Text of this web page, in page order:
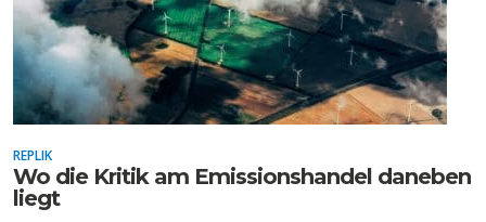
INDUSTRIEPOLITIK
ENERGIE & UMWELT
REPLIK
Wo die Kritik am Emissionshandel daneben
liegt